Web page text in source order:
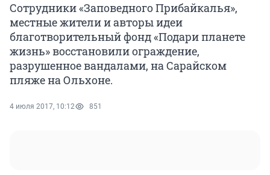
Сотрудники «Заповедного Прибайкалья»,
местные жители и авторы идеи
благотворительный фонд «Подари планете
жизнь» восстановили ограждение,
разрушенное вандалами, на Сарайском
пляже на Ольхоне.
4 июля 2017, 10:12 851